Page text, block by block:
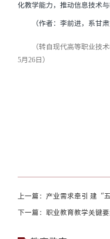
化教学能力，推动信息技术与
（作者：李前进，系甘
（转自现代高等职业技
5月26日）
上一篇：产业需求牵引 建“
下一篇：职业教育教学关键